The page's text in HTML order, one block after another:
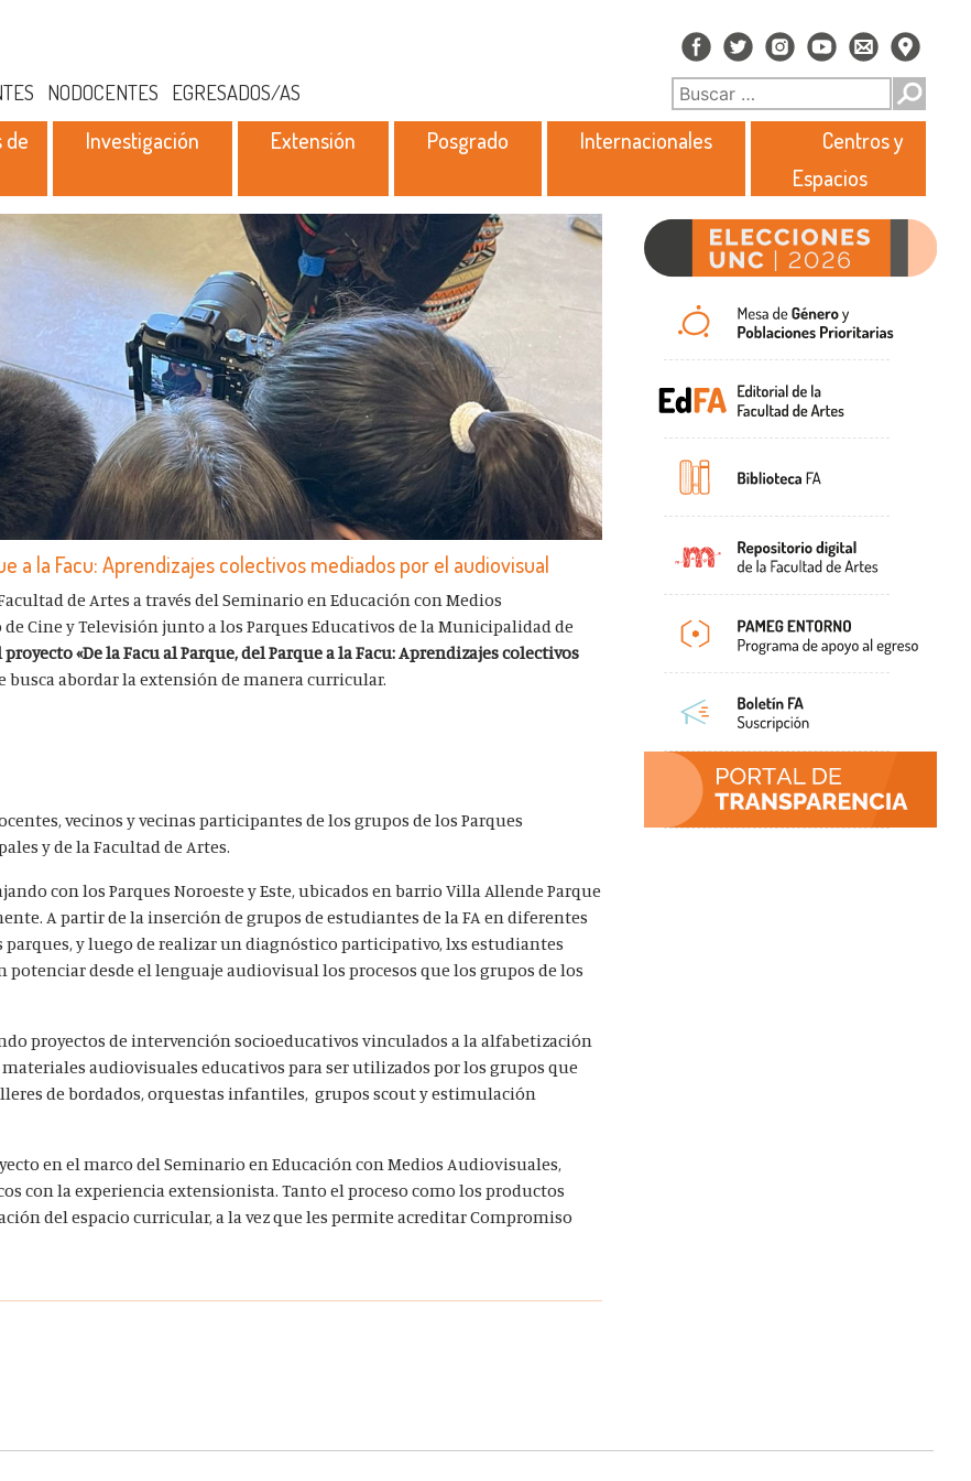
NODOCENTES EGRESADOS/AS
de
Investigación Extensión Posgrado Internacionales
Centros y
Espacios
a la Facu: Aprendizajes colectivos mediados por el audiovisual
de Artes a través del Seminario en Educación con Medios
Cine y Televisión junto a los Parques Educativos de la Municipalidad de
«De la Facu al Parque, del Parque a la Facu: Aprendizajes colectivos
busca abordar la extensión de manera curricular.
vecinos y vecinas participantes de los grupos de los Parques
y de la Facultad de Artes.
con los Parques Noroeste y Este, ubicados en barrio Villa Allende Parque
A partir de la inserción de grupos de estudiantes de la FA en diferentes
parques, y luego de realizar un diagnóstico participativo, lxs estudiantes
desde el lenguaje audiovisual los procesos que los grupos de los
proyectos de intervención socioeducativos vinculados a la alfabetización
audiovisuales educativos para ser utilizados por los grupos que
de bordados, orquestas infantiles, grupos scout y estimulación
en el marco del Seminario en Educación con Medios Audiovisuales,
con la experiencia extensionista. Tanto el proceso como los productos
del espacio curricular, a la vez que les permite acreditar Compromiso